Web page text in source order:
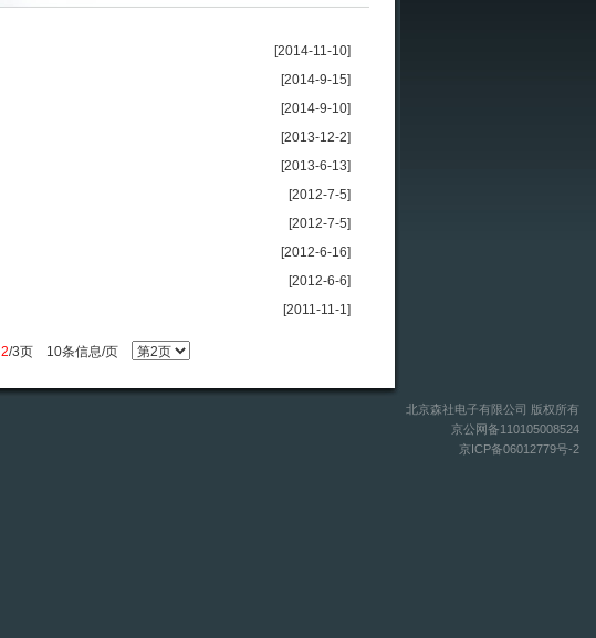
[2014-11-10]
[2014-9-15]
[2014-9-10]
[2013-12-2]
[2013-6-13]
[2012-7-5]
[2012-7-5]
[2012-6-16]
[2012-6-6]
[2011-11-1]
2/3页 10条信息/页
北京森社电子有限公司 版权所有
京公网备110105008524
京ICP备06012779号-2